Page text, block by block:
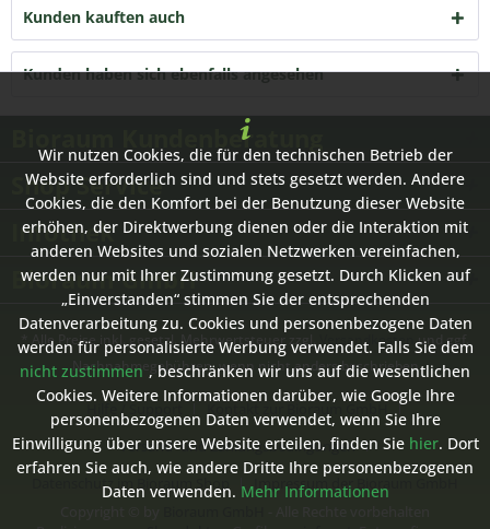
Kunden kauften auch
Kunden haben sich ebenfalls angesehen
Bioraum Kundenberatung
Shop Service
Infothek
Bioraum GmbH
* Alle Preise inkl. gesetzl. Mehrwertsteuer zzgl. Versandkosten und ggf.
Nachnahmegebühren, wenn nicht anders beschrieben
Hilfe / Support
Kontakt zur Bioraum GmbH
Versand- und Zahlungsbedingungen
Datenschutz im Bioraum Shop
Impressum der Bioraum GmbH
Wir nutzen Cookies, die für den technischen Betrieb der
Website erforderlich sind und stets gesetzt werden. Andere
Cookies, die den Komfort bei der Benutzung dieser Website
erhöhen, der Direktwerbung dienen oder die Interaktion mit
anderen Websites und sozialen Netzwerken vereinfachen,
werden nur mit Ihrer Zustimmung gesetzt. Durch Klicken auf
„Einverstanden“ stimmen Sie der entsprechenden
Datenverarbeitung zu. Cookies und personenbezogene Daten
werden für personalisierte Werbung verwendet. Falls Sie dem
nicht zustimmen , beschränken wir uns auf die wesentlichen
Cookies. Weitere Informationen darüber, wie Google Ihre
personenbezogenen Daten verwendet, wenn Sie Ihre
Einwilligung über unsere Website erteilen, finden Sie hier. Dort
erfahren Sie auch, wie andere Dritte Ihre personenbezogenen
Daten verwenden. Mehr Informationen